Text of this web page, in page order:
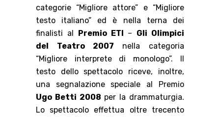
categorie “Migliore attore” e “Migliore
testo italiano” ed è nella terna dei
finalisti al Premio ETI – Gli Olimpici
del Teatro 2007 nella categoria
“Migliore interprete di monologo”. Il
testo dello spettacolo riceve, inoltre,
una segnalazione speciale al Premio
Ugo Betti 2008 per la drammaturgia.
Lo spettacolo effettua oltre trecento